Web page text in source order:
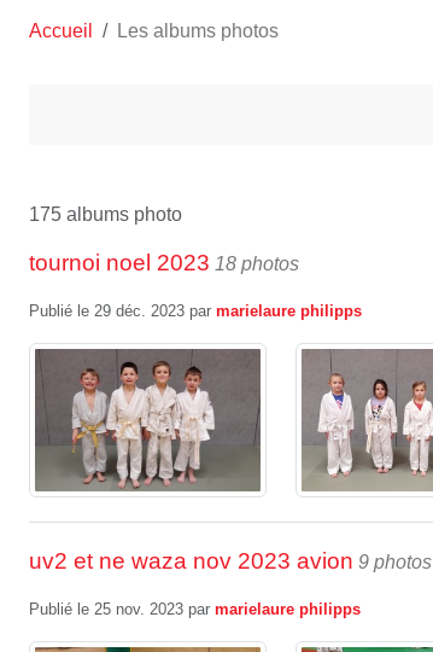
Accueil Les albums photos
175 albums photo
tournoi noel 2023 18 photos
Publié le 29 déc. 2023 par marielaure philipps
uv2 et ne waza nov 2023 avion 9 photos
Publié le 25 nov. 2023 par marielaure philipps